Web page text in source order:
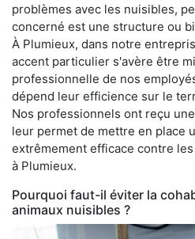
problèmes avec les nuisibles,
concerné est une structure ou
À Plumieux, dans notre
accent particulier s'avère être
professionnelle de nos
dépend leur efficience sur le
Nos professionnels ont reçu
leur permet de mettre en place
extrêmement efficace contre
à Plumieux.
Pourquoi faut-il éviter la
animaux nuisibles ?